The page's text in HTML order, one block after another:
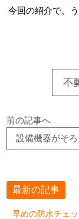
今回の紹介で、
不
前の記事へ
設備機器がそろ
最新の記事
早めの防水チェッ